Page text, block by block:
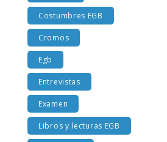
Costumbres EGB
Cromos
Egb
Entrevistas
Examen
Libros y lecturas EGB